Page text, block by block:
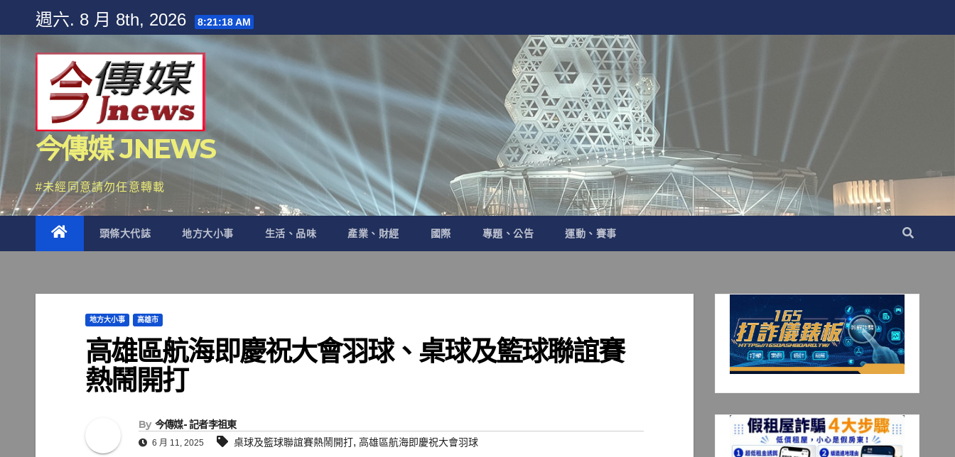
content
週六. 8 月 8th, 2026 8:21:20 AM
今傳媒 JNEWS
#未經同意請勿任意轉載
頭條大代誌 地方大小事 生活、品味 產業、財經 國際 專題、公告 運動、賽事
地方大小事 高雄市
高雄區航海即慶祝大會羽球、桌球及籃球聯誼賽
熱鬧開打
By 今傳媒- 記者李祖東
6 月 11, 2025 桌球及籃球聯誼賽熱鬧開打, 高雄區航海即慶祝大會羽球